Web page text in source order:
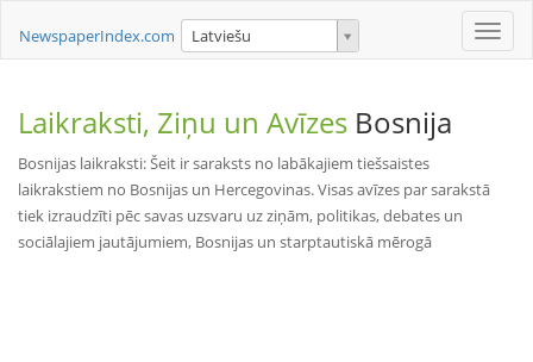
Toggle
NewspaperIndex.com Latviešu
Laikraksti, Ziņu un Avīzes Bosnija
Bosnijas laikraksti: Šeit ir saraksts no labākajiem tiešsaistes
laikrakstiem no Bosnijas un Hercegovinas. Visas avīzes par sarakstā
tiek izraudzīti pēc savas uzsvaru uz ziņām, politikas, debates un
sociālajiem jautājumiem, Bosnijas un starptautiskā mērogā